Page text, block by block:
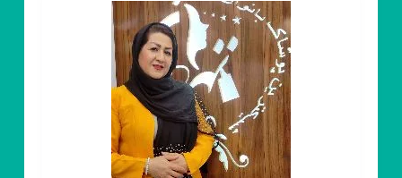
شورای
اسلامی
روستای
جلال
آباد